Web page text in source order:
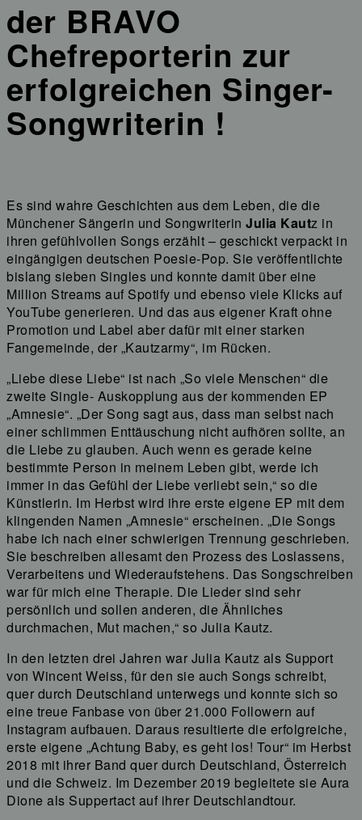
der BRAVO
Chefreporterin zur
erfolgreichen Singer-
Songwriterin !
Es sind wahre Geschichten aus dem Leben, die die
Münchener Sängerin und Songwriterin Julia Kautz in
ihren gefühlvollen Songs erzählt – geschickt verpackt in
eingängigen deutschen Poesie-Pop. Sie veröffentlichte
bislang sieben Singles und konnte damit über eine
Million Streams auf Spotify und ebenso viele Klicks auf
YouTube generieren. Und das aus eigener Kraft ohne
Promotion und Label aber dafür mit einer starken
Fangemeinde, der „Kautzarmy“, im Rücken.
„Liebe diese Liebe“ ist nach „So viele Menschen“ die
zweite Single- Auskopplung aus der kommenden EP
„Amnesie“. „Der Song sagt aus, dass man selbst nach
einer schlimmen Enttäuschung nicht aufhören sollte, an
die Liebe zu glauben. Auch wenn es gerade keine
bestimmte Person in meinem Leben gibt, werde ich
immer in das Gefühl der Liebe verliebt sein,“ so die
Künstlerin. Im Herbst wird ihre erste eigene EP mit dem
klingenden Namen „Amnesie“ erscheinen. „Die Songs
habe ich nach einer schwierigen Trennung geschrieben.
Sie beschreiben allesamt den Prozess des Loslassens,
Verarbeitens und Wiederaufstehens. Das Songschreiben
war für mich eine Therapie. Die Lieder sind sehr
persönlich und sollen anderen, die Ähnliches
durchmachen, Mut machen,“ so Julia Kautz.
In den letzten drei Jahren war Julia Kautz als Support
von Wincent Weiss, für den sie auch Songs schreibt,
quer durch Deutschland unterwegs und konnte sich so
eine treue Fanbase von über 21.000 Followern auf
Instagram aufbauen. Daraus resultierte die erfolgreiche,
erste eigene „Achtung Baby, es geht los! Tour“ im Herbst
2018 mit ihrer Band quer durch Deutschland, Österreich
und die Schweiz. Im Dezember 2019 begleitete sie Aura
Dione als Suppertact auf ihrer Deutschlandtour.